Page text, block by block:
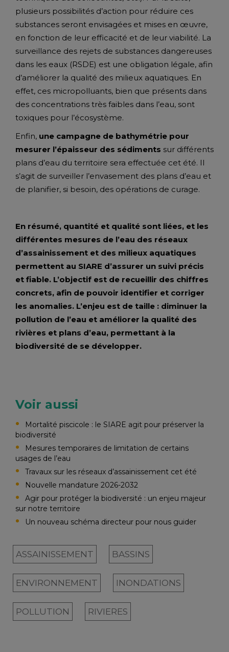
plusieurs possibilités d’action pour réduire ces
substances seront envisagées et mises en œuvre,
en fonction de leur efficacité et de leur viabilité. La
surveillance des rejets de substances dangereuses
dans les eaux (RSDE) est une obligation légale, afin
d’améliorer la qualité des milieux aquatiques. En
effet, ces micropolluants, bien que présents dans
des concentrations très faibles dans l’eau, sont
toxiques pour l’écosystème.
Enfin, une campagne de bathymétrie pour
mesurer l’épaisseur des sédiments sur différents
plans d’eau du territoire sera effectuée cet été. Il
s’agit de surveiller l’envasement des plans d’eau et
de planifier, si besoin, des opérations de curage.
En résumé, quantité et qualité sont liées, et les
différentes mesures de l’eau des réseaux
d’assainissement et des milieux aquatiques
permettent au SIARE d’assurer un suivi précis
et fiable. L’objectif est de recueillir des chiffres
concrets, afin de pouvoir identifier et corriger
les anomalies. L’enjeu est de taille : diminuer la
pollution de l’eau et améliorer la qualité des
rivières et plans d’eau, permettant à la
biodiversité de se développer.
Voir aussi
Mortalité piscicole : le SIARE agit pour préserver la
biodiversité
Mesures temporaires de limitation de certains
usages de l’eau
Travaux sur les réseaux d’assainissement cet été
Nouvelle mandature 2026-2032
Agir pour protéger la biodiversité : un enjeu majeur
sur notre territoire
Un nouveau schéma directeur pour nous guider
ASSAINISSEMENT BASSINS
ENVIRONNEMENT INONDATIONS
POLLUTION RIVIERES